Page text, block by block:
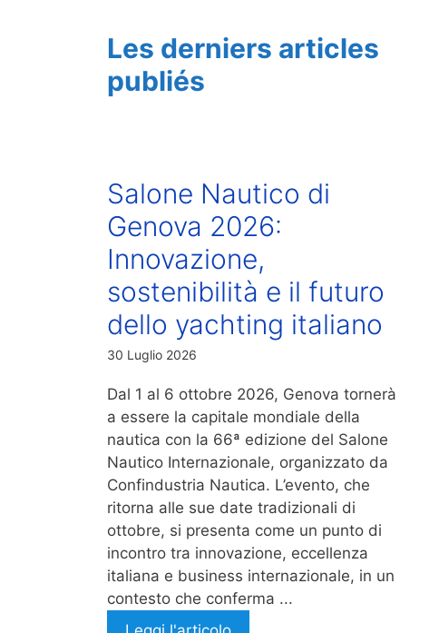
Les derniers articles
publiés
Salone Nautico di
Genova 2026:
Innovazione,
sostenibilità e il futuro
dello yachting italiano
30 Luglio 2026
Dal 1 al 6 ottobre 2026, Genova tornerà
a essere la capitale mondiale della
nautica con la 66ª edizione del Salone
Nautico Internazionale, organizzato da
Confindustria Nautica. L’evento, che
ritorna alle sue date tradizionali di
ottobre, si presenta come un punto di
incontro tra innovazione, eccellenza
italiana e business internazionale, in un
contesto che conferma ...